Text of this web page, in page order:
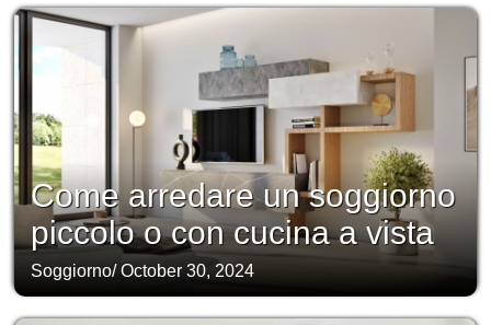
Come arredare un soggiorno
piccolo o con cucina a vista
Soggiorno/October 30, 2024